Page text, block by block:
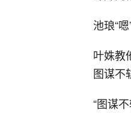
池琅“嗯
叶姝教
图谋不
“图谋